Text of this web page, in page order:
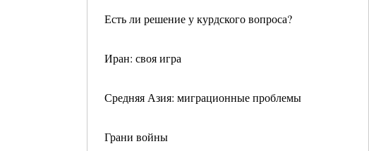
Есть ли решение у курдского вопроса?
Иран: своя игра
Средняя Азия: миграционные проблемы
Грани войны